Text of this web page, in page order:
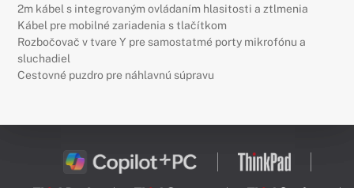
2m kábel s integrovaným ovládaním hlasitosti a ztlmenia
Kábel pre mobilné zariadenia s tlačítkom
Rozbočovač v tvare Y pre samostatmé porty mikrofónu a
sluchadiel
Cestovné puzdro pre náhlavnú súpravu